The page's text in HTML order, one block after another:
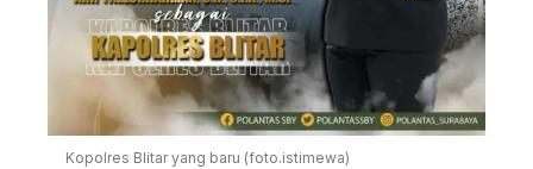
Kopolres Blitar yang baru (foto.istimewa)